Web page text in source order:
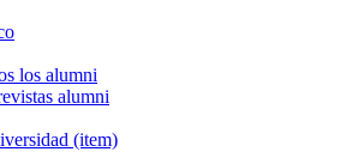
los alumni
alumni
(item)